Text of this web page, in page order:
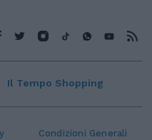
Condizioni Generali
Il Tempo Shopping